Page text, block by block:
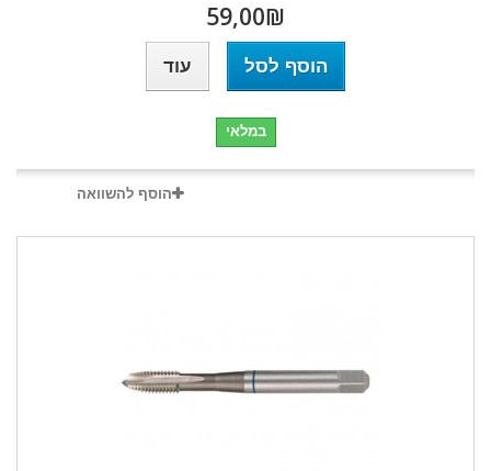
₪‎59,00
הוסף לסל עוד
במלאי
הוסף להשוואה